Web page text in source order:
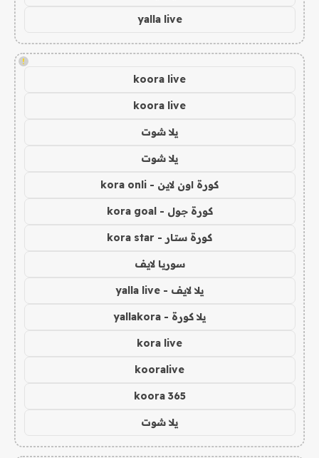
yalla live
!
koora live
koora live
يلا شوت
يلا شوت
كورة اون لاين - kora onli
كورة جول - kora goal
كورة ستار - kora star
سوريا لايف
يلا لايف - yalla live
يلا كورة - yallakora
kora live
kooralive
koora 365
يلا شوت